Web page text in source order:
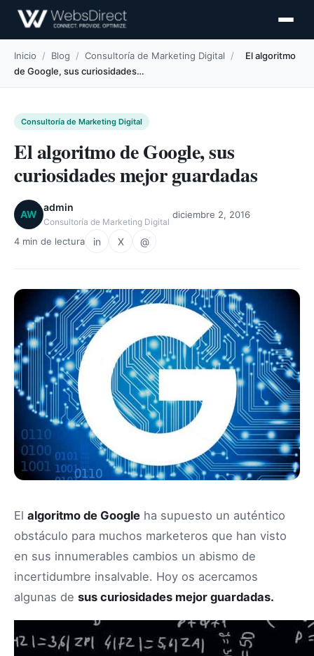
Inicio / Blog / Consultoría de Marketing Digital /
El algoritmo
de Google, sus curiosidades…
Consultoría de Marketing Digital
El algoritmo de Google, sus
curiosidades mejor guardadas
AW
admin
Consultoría de Marketing Digital
diciembre 2, 2016
4 min de lectura in X @
El algoritmo de Google ha supuesto un auténtico
obstáculo para muchos marketeros que han visto
en sus innumerables cambios un abismo de
incertidumbre insalvable. Hoy os acercamos
algunas de sus curiosidades mejor guardadas.